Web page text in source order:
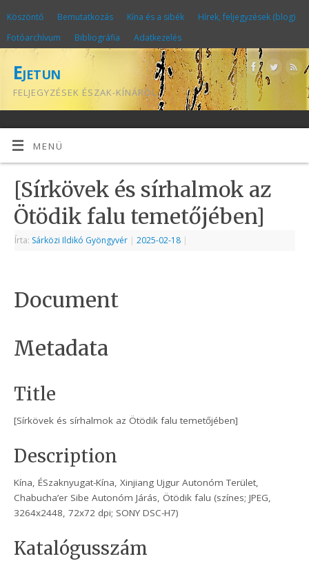
Köszöntő Bemutatkozás Kína és a sibék
Hírek, feljegyzések (blog)
Fotóarchívum
Bibliográfia Adatkezelés
Ejetun
FELJEGYZÉSEK ÉSZAK-KÍNÁRÓL
MENÜ
[Sírkövek és sírhalmok az
Ötödik falu temetőjében]
Írta: Sárközi Ildikó Gyöngyvér | 2025-02-18 |
Document
Metadata
Title
[Sírkövek és sírhalmok az Ötödik falu temetőjében]
Description
Kína, ÉSzaknyugat-Kína, Xinjiang Ujgur Autonóm Terület,
Chabucha’er Sibe Autonóm Járás, Ötödik falu (színes; JPEG,
3264x2448, 72x72 dpi; SONY DSC-H7)
Katalógusszám